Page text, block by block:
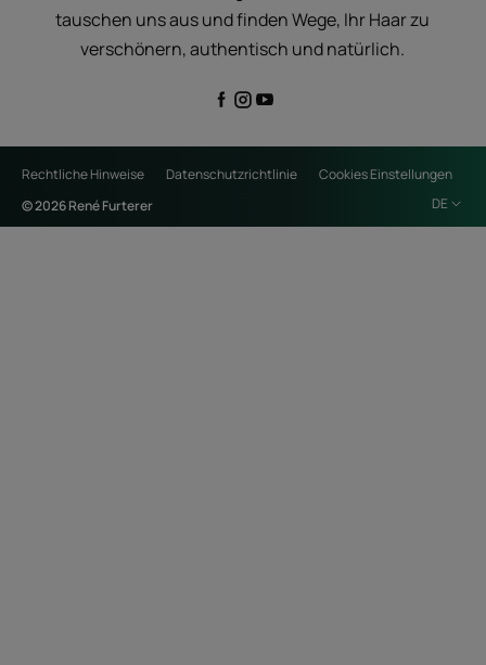
tauschen uns aus und finden Wege, Ihr Haar zu
verschönern, authentisch und natürlich.
Rechtliche Hinweise Datenschutzrichtlinie
Cookies Einstellungen
© 2026 René Furterer
DE